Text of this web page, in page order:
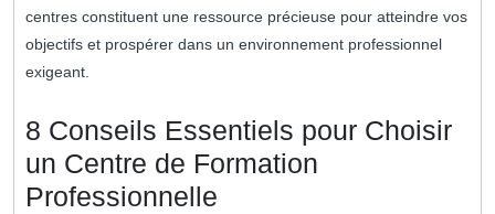
centres constituent une ressource précieuse pour atteindre vos
objectifs et prospérer dans un environnement professionnel
exigeant.
8 Conseils Essentiels pour Choisir
un Centre de Formation
Professionnelle